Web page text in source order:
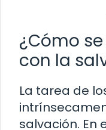
¿Cómo
con la
La tarea de
salvación. En